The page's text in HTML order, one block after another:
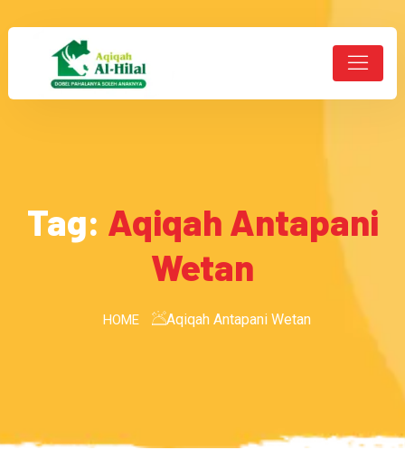
Tag: Aqiqah Antapani
Wetan
HOME Aqiqah Antapani Wetan